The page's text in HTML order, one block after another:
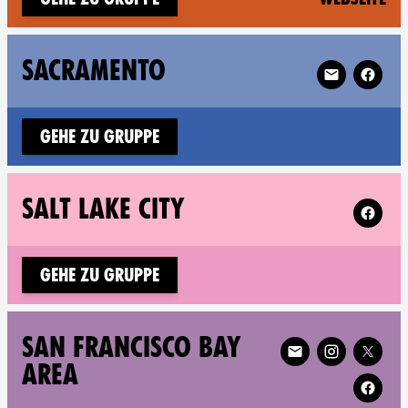
SACRAMENTO Follow XR
Gehe zu Gruppe
SALT LAKE CITY Follow
Gehe zu Gruppe
SAN FRANCISCO BAY
AREA
Follow XR San